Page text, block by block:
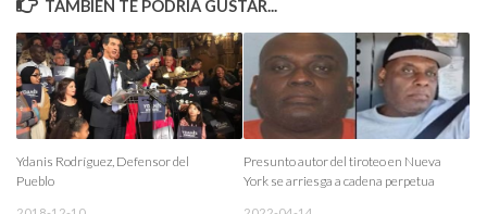
TAMBIÉN TE PODRÍA GUSTAR...
Ydanis Rodríguez, Defensor del
Pueblo
Presunto autor del tiroteo en Nueva
York se arriesga a cadena perpetua